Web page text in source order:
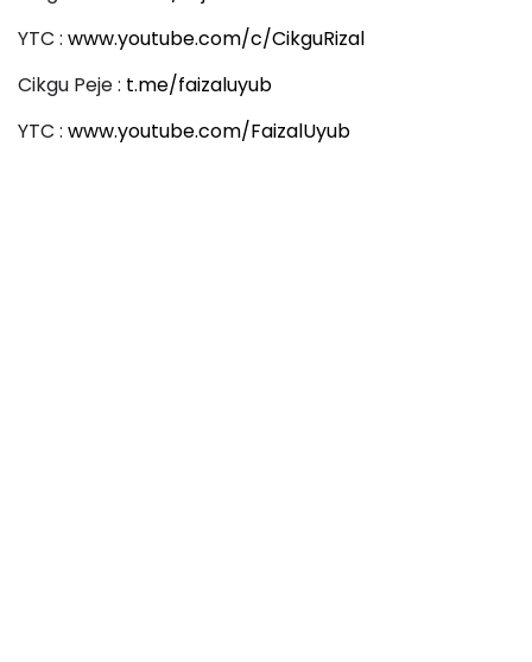
YTC : www.youtube.com/c/CikguRizal
Cikgu Peje : t.me/faizaluyub
YTC : www.youtube.com/FaizalUyub